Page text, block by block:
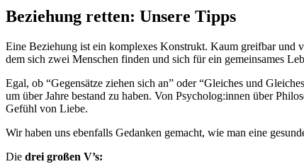
Beziehung retten: Unsere Tipps
Eine Beziehung ist ein komplexes Konstrukt. Kaum greifbar und
dem sich zwei Menschen finden und sich für ein gemeinsames
Egal, ob “Gegensätze ziehen sich an” oder “Gleiches und
um über Jahre bestand zu haben. Von Psycholog:innen über
Gefühl von Liebe.
Wir haben uns ebenfalls Gedanken gemacht, wie man eine
Die drei großen V’s: